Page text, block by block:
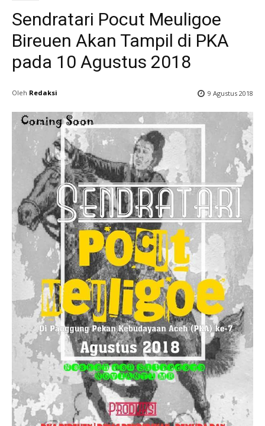
Sendratari Pocut Meuligoe
Bireuen Akan Tampil di PKA
pada 10 Agustus 2018
Oleh Redaksi 9 Agustus 2018